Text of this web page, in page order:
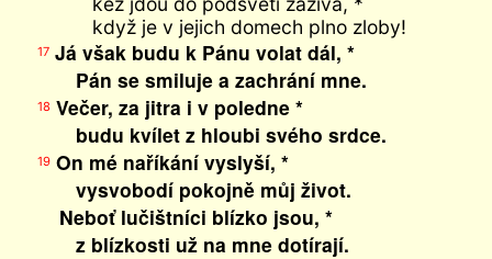
když je v jejich domech plno zloby!
17Já však budu k Pánu volat dál, *
Pán se smiluje a zachrání mne.
18 Večer, za jitra i v poledne *
budu kvílet z hloubi svého srdce.
19On mé naříkání vyslyší, *
vysvobodí pokojně můj život.
Neboť lučištníci blízko jsou, *
z blízkosti už na mne dotírají.